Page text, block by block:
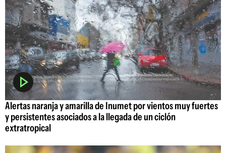
Alertas naranja y amarilla de Inumet por vientos muy fuertes
y persistentes asociados a la llegada de un ciclón
extratropical